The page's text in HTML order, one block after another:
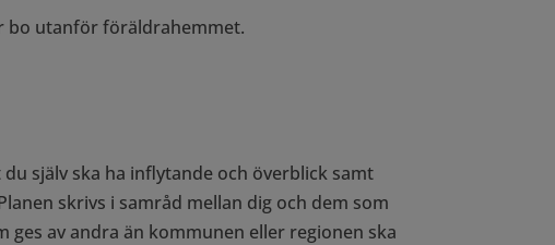
bo utanför föräldrahemmet.
själv ska ha inflytande och överblick samt
skrivs i samråd mellan dig och dem som
ges av andra än kommunen eller regionen ska